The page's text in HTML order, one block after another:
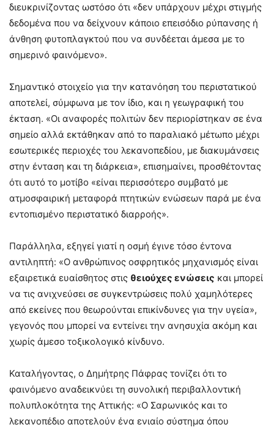
διευκρινίζοντας ωστόσο ότι «δεν υπάρχουν μέχρι στιγμής
δεδομένα που να δείχνουν κάποιο επεισόδιο ρύπανσης ή
άνθηση φυτοπλαγκτού που να συνδέεται άμεσα με το
σημερινό φαινόμενο».
Σημαντικό στοιχείο για την κατανόηση του περιστατικού
αποτελεί, σύμφωνα με τον ίδιο, και η γεωγραφική του
έκταση. «Οι αναφορές πολιτών δεν περιορίστηκαν σε ένα
σημείο αλλά εκτάθηκαν από το παραλιακό μέτωπο μέχρι
εσωτερικές περιοχές του λεκανοπεδίου, με διακυμάνσεις
στην ένταση και τη διάρκεια», επισημαίνει, προσθέτοντας
ότι αυτό το μοτίβο «είναι περισσότερο συμβατό με
ατμοσφαιρική μεταφορά πτητικών ενώσεων παρά με ένα
εντοπισμένο περιστατικό διαρροής».
Παράλληλα, εξηγεί γιατί η οσμή έγινε τόσο έντονα
αντιληπτή: «Ο ανθρώπινος οσφρητικός μηχανισμός είναι
εξαιρετικά ευαίσθητος στις θειούχες ενώσεις και μπορεί
να τις ανιχνεύσει σε συγκεντρώσεις πολύ χαμηλότερες
από εκείνες που θεωρούνται επικίνδυνες για την υγεία»,
γεγονός που μπορεί να εντείνει την ανησυχία ακόμη και
χωρίς άμεσο τοξικολογικό κίνδυνο.
Καταλήγοντας, ο Δημήτρης Πάφρας τονίζει ότι το
φαινόμενο αναδεικνύει τη συνολική περιβαλλοντική
πολυπλοκότητα της Αττικής: «Ο Σαρωνικός και το
λεκανοπέδιο αποτελούν ένα ενιαίο σύστημα όπου